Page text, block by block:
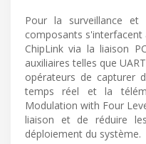
Pour la surveillance et
composants
ChipLink via la liaison
auxiliaires telles que
opérateurs de capturer
temps réel et la
Modulation with Four
liaison et de réduire
déploiement du système.